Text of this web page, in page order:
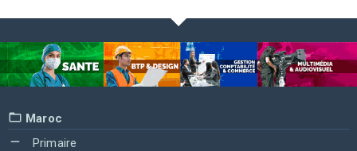
Maroc
Primaire